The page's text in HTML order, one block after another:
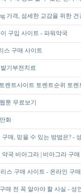
가격, 섬세한 교감을 위한
구입 사이트 - 파워약국
스 구매 사이트
기부전치료
렌트사이트 토렌트순위 토렌
툰 무료보기
화
매, 믿을 수 있는 방법은? -
약국 비아그라 | 비아그라 구
스 구매 사이트 - 온라인 구
매 전 꼭 알아야 할 사실 - 성